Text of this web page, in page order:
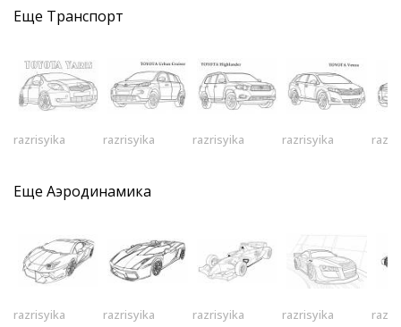
Еще Транспорт
razrisyika razrisyika razrisyika razrisyika
Еще Аэродинамика
razrisyika razrisyika razrisyika razrisyika